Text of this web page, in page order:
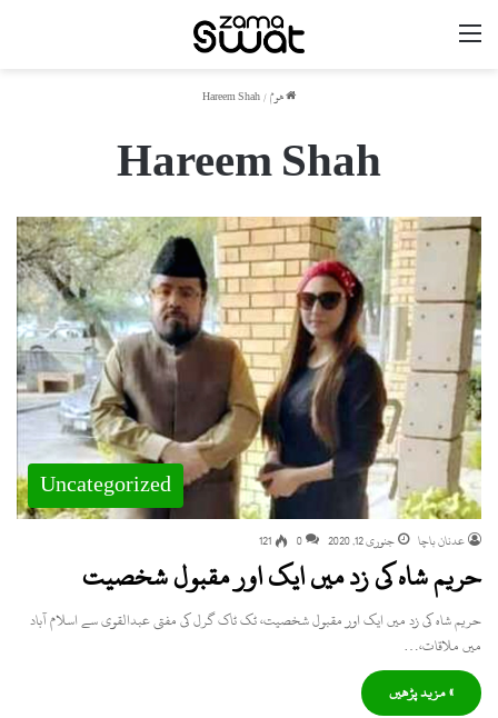
ھوم/
Hareem Shah
Hareem Shah
Uncategorized
عدنان باچا جنوری 12, 2020 0
121
حریم شاہ کی زد میں ایک اور مقبول شخصیت
حریم شاہ کی زد میں ایک اور مقبول شخصیت، ٹک ٹاک گرل کی مفتی عبدالقوی سے اسلام آباد
میں ملاقات،…
» مزید پڑھیں